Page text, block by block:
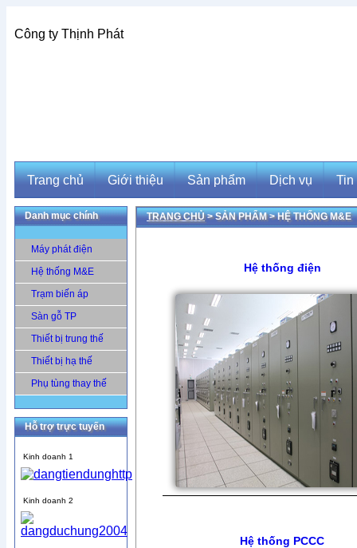
Công ty Thịnh Phát
Trang chủ
Trang chủ
Giới thiệu
Giới thiệu
Sản phẩm
Sản phẩm
Dịch vụ
Dịch vụ
Tin
Tin
Danh mục chính
Máy phát điện
Hệ thống M&E
Trạm biến áp
Sàn gỗ TP
Thiết bị trung thế
Thiết bị hạ thế
Phụ tùng thay thế
Hỗ trợ trực tuyến
Kinh doanh 1
Kinh doanh 2
TRANG CHỦ> SẢN PHẨM >HỆ THỐNG M&E
Hệ thống điện
Hệ thống PCCC